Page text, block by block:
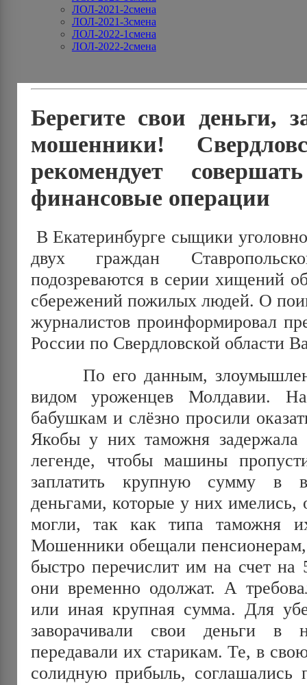
ЛОЛ-2021-2смена
ЛОЛ-2021-3смена
ЛОЛ-2022-1смена
ЛОЛ-2022-2смена
Берегите свои деньги,
мошенники!
рекомендует
финансовые операции
В Екатеринбурге сыщики
двух граждан
подозреваются в серии хищений
сбережений пожилых людей. О
журналистов проинформировал
России по Свердловской области
По его данным,
видом уроженцев Молдавии.
бабушкам и слёзно просили
Якобы у них таможня
легенде, чтобы машины
заплатить крупную сумму в
деньгами, которые у них имелись,
могли, так как типа таможня
Мошенники обещали пенсионерам,
быстро перечислит им на счет
они временно одолжат. А
или иная крупная сумма. Для
заворачивали свои деньги в
передавали их старикам. Те, в
солидную прибыль, соглашались